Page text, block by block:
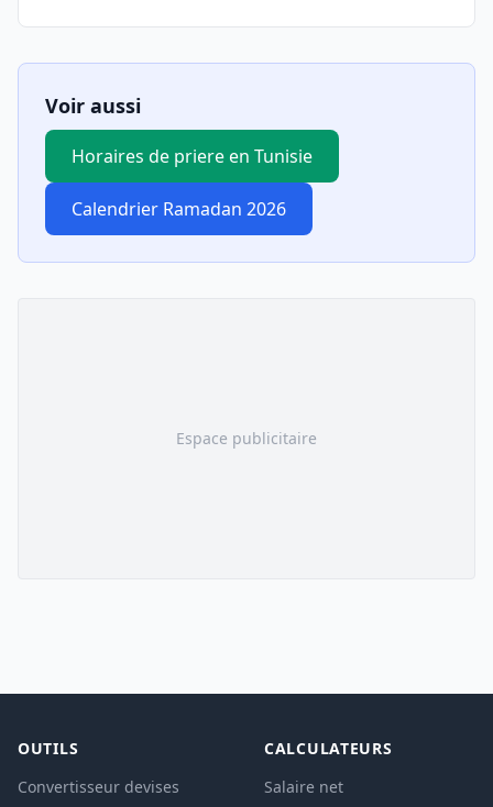
Voir aussi
Horaires de priere en Tunisie
Calendrier Ramadan 2026
Espace publicitaire
OUTILS
Convertisseur devises
CALCULATEURS
Salaire net